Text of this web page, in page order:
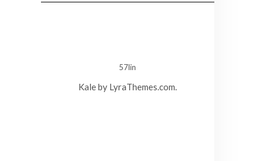
57lin
Kaleby LyraThemes.com.